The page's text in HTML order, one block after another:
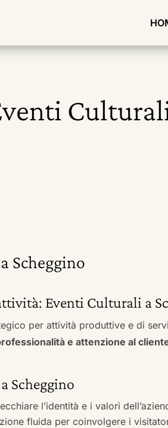
Scheggino
Eventi Culturali a
per attività produttive e di
e attenzione al
Scheggino
l’identità e i valori
fluida per coinvolgere i